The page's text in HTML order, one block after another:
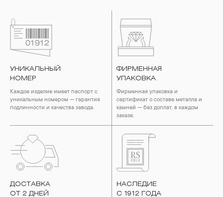
УНИКАЛЬНЫЙ
НОМЕР
Каждое изделие имеет паспорт с
уникальным номером — гарантия
подлинности и качества завода.
ФИРМЕННАЯ
УПАКОВКА
Фирменная упаковка и
сертификат о составе металла и
камней — без доплат, в каждом
заказе.
ДОСТАВКА
ОТ 2 ДНЕЙ
НАСЛЕДИЕ
С 1912 ГОДА